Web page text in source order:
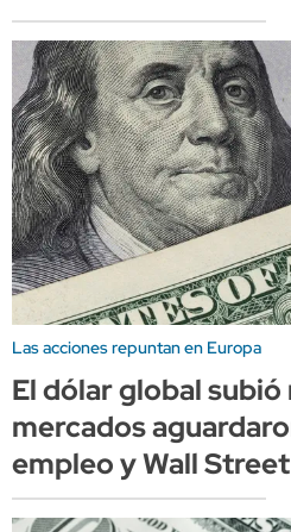
Las acciones repuntan en Europa
El dólar global
mercados
empleo y Wall